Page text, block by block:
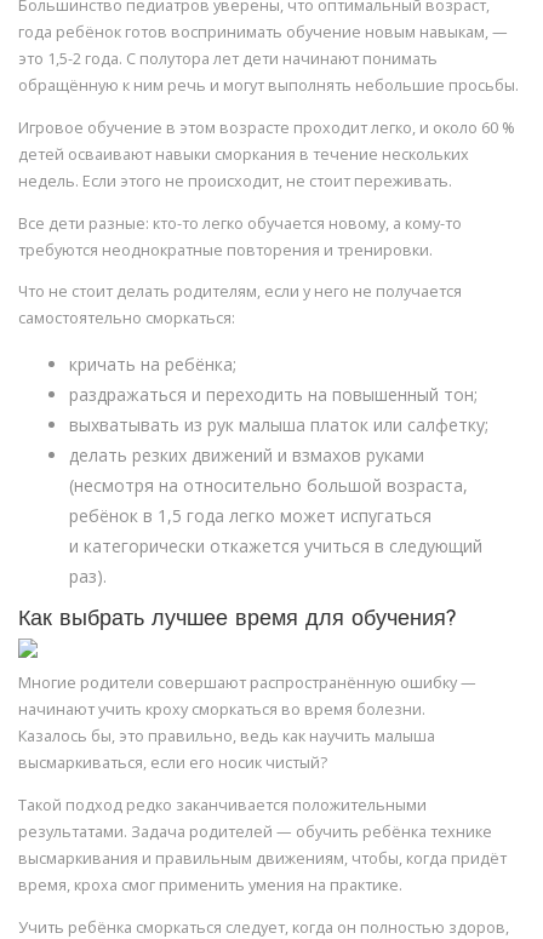
Большинство педиатров уверены, что оптимальный возраст,
года ребёнок готов воспринимать обучение новым навыкам, —
это 1,5-2 года. С полутора лет дети начинают понимать
обращённую к ним речь и могут выполнять небольшие просьбы.
Игровое обучение в этом возрасте проходит легко, и около 60 %
детей осваивают навыки сморкания в течение нескольких
недель. Если этого не происходит, не стоит переживать.
Все дети разные: кто-то легко обучается новому, а кому-то
требуются неоднократные повторения и тренировки.
Что не стоит делать родителям, если у него не получается
самостоятельно сморкаться:
кричать на ребёнка;
раздражаться и переходить на повышенный тон;
выхватывать из рук малыша платок или салфетку;
делать резких движений и взмахов руками
(несмотря на относительно большой возраста,
ребёнок в 1,5 года легко может испугаться
и категорически откажется учиться в следующий
раз).
Как выбрать лучшее время для обучения?
Многие родители совершают распространённую ошибку —
начинают учить кроху сморкаться во время болезни.
Казалось бы, это правильно, ведь как научить малыша
высмаркиваться, если его носик чистый?
Такой подход редко заканчивается положительными
результатами. Задача родителей — обучить ребёнка технике
высмаркивания и правильным движениям, чтобы, когда придёт
время, кроха смог применить умения на практике.
Учить ребёнка сморкаться следует, когда он полностью здоров,